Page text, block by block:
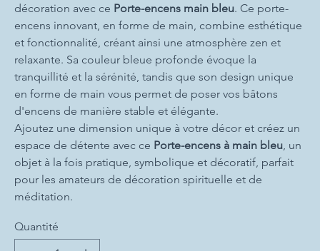
décoration avec ce Porte-encens main bleu. Ce porte-
encens innovant, en forme de main, combine esthétique
et fonctionnalité, créant ainsi une atmosphère zen et
relaxante. Sa couleur bleue profonde évoque la
tranquillité et la sérénité, tandis que son design unique
en forme de main vous permet de poser vos bâtons
d'encens de manière stable et élégante.
Ajoutez une dimension unique à votre décor et créez un
espace de détente avec ce Porte-encens à main bleu , un
objet à la fois pratique, symbolique et décoratif, parfait
pour les amateurs de décoration spirituelle et de
méditation.
Quantité